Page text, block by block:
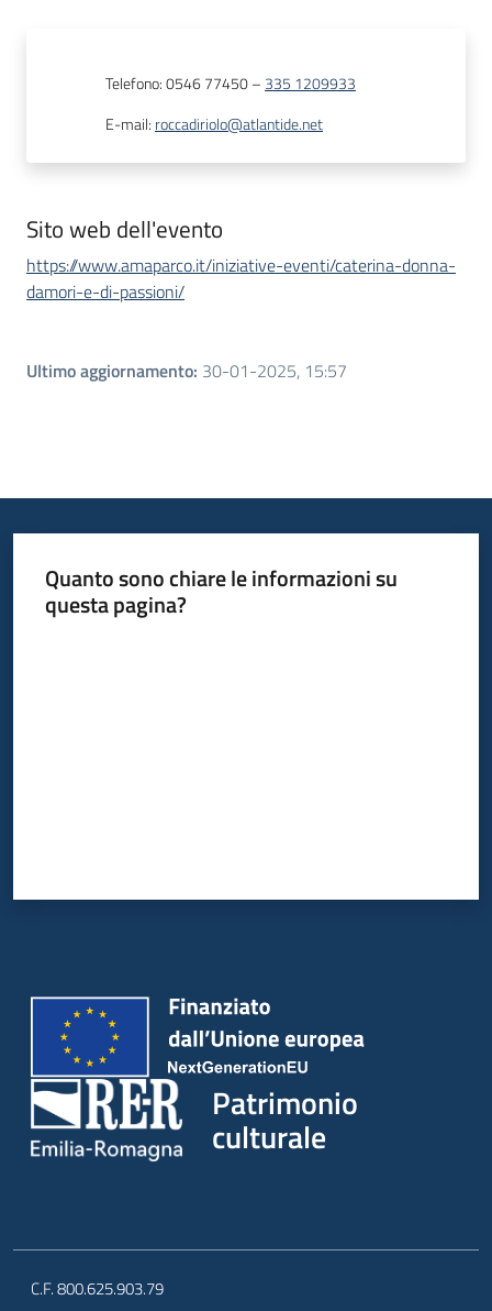
Telefono:0546 77450– 335 1209933
E-mail: roccadiriolo@atlantide.net
Sito web dell'evento
https://www.amaparco.it/iniziative-eventi/caterina-donna-
damori-e-di-passioni/
Ultimo aggiornamento: 30-01-2025, 15:57
Quanto sono chiare le informazioni su
questa pagina?
Patrimonio
culturale
C.F. 800.625.903.79